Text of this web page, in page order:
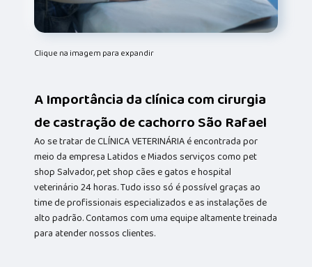
Clique na imagem para expandir
A Importância da clínica com cirurgia
de castração de cachorro São Rafael
Ao se tratar de CLÍNICA VETERINÁRIA é encontrada por
meio da empresa Latidos e Miados serviços como pet
shop Salvador, pet shop cães e gatos e hospital
veterinário 24 horas. Tudo isso só é possível graças ao
time de profissionais especializados e as instalações de
alto padrão. Contamos com uma equipe altamente treinada
para atender nossos clientes.